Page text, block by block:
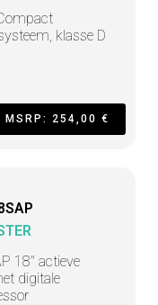
klasse D
MSRP: 254,00 €
18" actieve
digitale